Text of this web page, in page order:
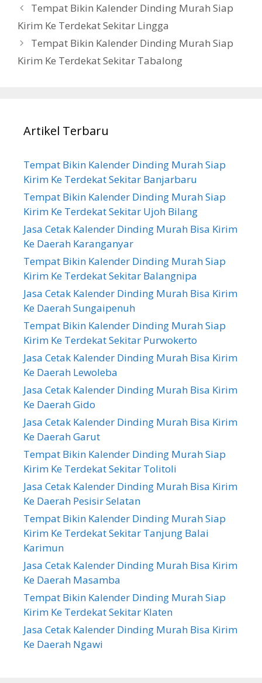
Tempat Bikin Kalender Dinding Murah Siap
Kirim Ke Terdekat Sekitar Lingga
Tempat Bikin Kalender Dinding Murah Siap
Kirim Ke Terdekat Sekitar Tabalong
Artikel Terbaru
Tempat Bikin Kalender Dinding Murah Siap
Kirim Ke Terdekat Sekitar Banjarbaru
Tempat Bikin Kalender Dinding Murah Siap
Kirim Ke Terdekat Sekitar Ujoh Bilang
Jasa Cetak Kalender Dinding Murah Bisa Kirim
Ke Daerah Karanganyar
Tempat Bikin Kalender Dinding Murah Siap
Kirim Ke Terdekat Sekitar Balangnipa
Jasa Cetak Kalender Dinding Murah Bisa Kirim
Ke Daerah Sungaipenuh
Tempat Bikin Kalender Dinding Murah Siap
Kirim Ke Terdekat Sekitar Purwokerto
Jasa Cetak Kalender Dinding Murah Bisa Kirim
Ke Daerah Lewoleba
Jasa Cetak Kalender Dinding Murah Bisa Kirim
Ke Daerah Gido
Jasa Cetak Kalender Dinding Murah Bisa Kirim
Ke Daerah Garut
Tempat Bikin Kalender Dinding Murah Siap
Kirim Ke Terdekat Sekitar Tolitoli
Jasa Cetak Kalender Dinding Murah Bisa Kirim
Ke Daerah Pesisir Selatan
Tempat Bikin Kalender Dinding Murah Siap
Kirim Ke Terdekat Sekitar Tanjung Balai
Karimun
Jasa Cetak Kalender Dinding Murah Bisa Kirim
Ke Daerah Masamba
Tempat Bikin Kalender Dinding Murah Siap
Kirim Ke Terdekat Sekitar Klaten
Jasa Cetak Kalender Dinding Murah Bisa Kirim
Ke Daerah Ngawi